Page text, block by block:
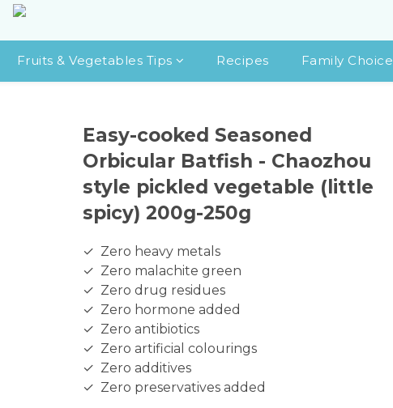
Fruits & Vegetables Tips Recipes Family Choice
Easy-cooked Seasoned
Orbicular Batfish - Chaozhou
style pickled vegetable (little
spicy) 200g-250g
✓  Zero heavy metals
✓  Zero malachite green
✓  Zero drug residues
✓  Zero hormone added
✓  Zero antibiotics
✓  Zero artificial colourings
✓  Zero additives
✓  Zero preservatives added